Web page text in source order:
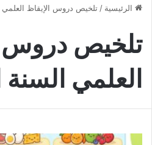
الرئيسية / تلخيص دروس الإيقاظ
تلخيص دروس
العلمي